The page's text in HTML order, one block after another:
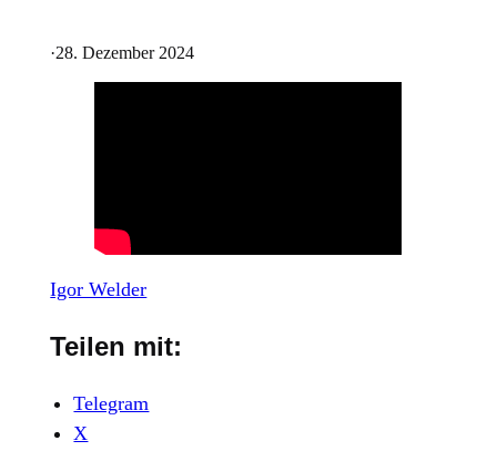
·28. Dezember 2024
Igor Welder
Teilen mit:
Telegram
X